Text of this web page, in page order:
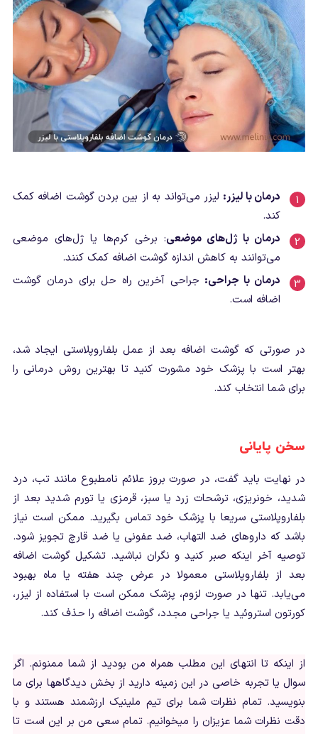
درمان با لیزر: لیزر می‌تواند به از بین بردن گوشت اضافه کمک
کند.
درمان با ژل‌های موضعی: برخی کرم‌ها یا ژل‌های موضعی
می‌توانند به کاهش اندازه گوشت اضافه کمک کنند.
درمان با جراحی: جراحی آخرین راه حل برای درمان گوشت
اضافه است.
در صورتی که گوشت اضافه بعد از عمل بلفاروپلاستی ایجاد شد،
بهتر است با پزشک خود مشورت کنید تا بهترین روش درمانی را
برای شما انتخاب کند.
سخن پایانی
در نهایت باید گفت، در صورت بروز علائم نامطبوع مانند تب، درد
شدید، خونریزی، ترشحات زرد یا سبز، قرمزی یا تورم شدید بعد از
بلفاروپلاستی سریعا با پزشک خود تماس بگیرید. ممکن است نیاز
باشد که داروهای ضد التهاب، ضد عفونی یا ضد قارچ تجویز شود.
توصیه آخر اینکه صبر کنید و نگران نباشید. تشکیل گوشت اضافه
بعد از بلفاروپلاستی معمولا در عرض چند هفته یا ماه بهبود
می‌یابد. تنها در صورت لزوم، پزشک ممکن است با استفاده از لیزر،
کورتون استروئید یا جراحی مجدد، گوشت اضافه را حذف کند.
از اینکه تا انتهای این مطلب همراه من بودید از شما ممنونم. اگر
سوال یا تجربه خاصی در این زمینه دارید از بخش دیدگاهها برای ما
بنویسید. تمام نظرات شما برای تیم ملینیک ارزشمند هستند و با
دقت نظرات شما عزیزان را میخوانیم. تمام سعی من بر این است تا